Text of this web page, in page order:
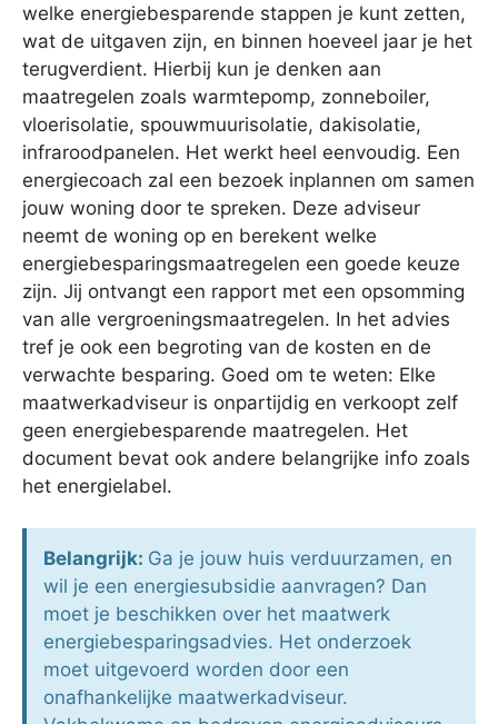
welke energiebesparende stappen je kunt zetten,
wat de uitgaven zijn, en binnen hoeveel jaar je het
terugverdient. Hierbij kun je denken aan
maatregelen zoals warmtepomp, zonneboiler,
vloerisolatie, spouwmuurisolatie, dakisolatie,
infraroodpanelen. Het werkt heel eenvoudig. Een
energiecoach zal een bezoek inplannen om samen
jouw woning door te spreken. Deze adviseur
neemt de woning op en berekent welke
energiebesparingsmaatregelen een goede keuze
zijn. Jij ontvangt een rapport met een opsomming
van alle vergroeningsmaatregelen. In het advies
tref je ook een begroting van de kosten en de
verwachte besparing. Goed om te weten: Elke
maatwerkadviseur is onpartijdig en verkoopt zelf
geen energiebesparende maatregelen. Het
document bevat ook andere belangrijke info zoals
het energielabel.
Belangrijk: Ga je jouw huis verduurzamen, en
wil je een energiesubsidie aanvragen? Dan
moet je beschikken over het maatwerk
energiebesparingsadvies. Het onderzoek
moet uitgevoerd worden door een
onafhankelijke maatwerkadviseur.